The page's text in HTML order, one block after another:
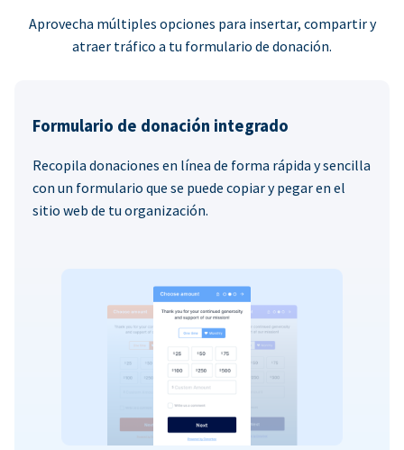
Aprovecha múltiples opciones para insertar, compartir y
atraer tráfico a tu formulario de donación.
Formulario de donación integrado
Recopila donaciones en línea de forma rápida y sencilla
con un formulario que se puede copiar y pegar en el
sitio web de tu organización.